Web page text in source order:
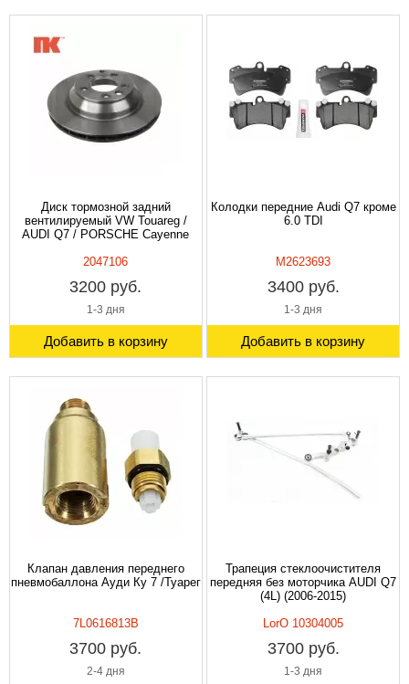
Диск тормозной задний
вентилируемый VW Touareg /
AUDI Q7 / PORSCHE Cayenne
2047106
3200 руб.
1-3 дня
Добавить в корзину
Колодки передние Audi Q7 кроме
6.0 TDI
M2623693
3400 руб.
1-3 дня
Добавить в корзину
Клапан давления переднего
пневмобаллона Ауди Ку 7 /Туарег
7L0616813B
3700 руб.
2-4 дня
Трапеция стеклоочистителя
передняя без моторчика AUDI Q7
(4L) (2006-2015)
LorO 10304005
3700 руб.
1-3 дня